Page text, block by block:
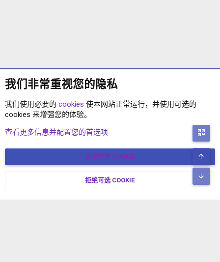
XF2语言包
简体中文 联系我们
© COPYRIGHT 2017-2026 XENFORO中文社区 版权所有 冀ICP备
我们非常重视您的隐私
我们使用必要的 cookies 使本网站正常运行，并使用可选的
cookies 来增强您的体验。
查看更多信息并配置您的首选项
接受所有 COOKIE
拒绝可选 COOKIE